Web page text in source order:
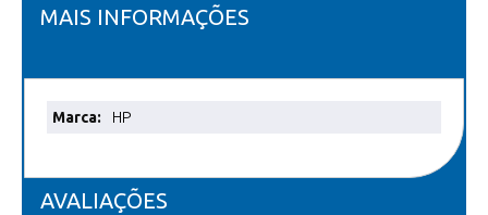
MAIS INFORMAÇÕES
Mais
HP
AVALIAÇÕES